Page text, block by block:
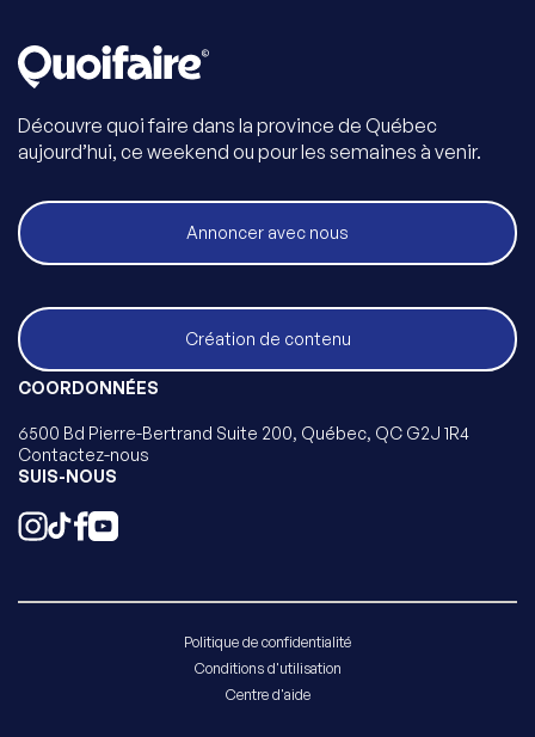
Découvre quoi faire dans la province de Québec
aujourd’hui, ce weekend ou pour les semaines à venir.
Annoncer avec nous
Création de contenu
COORDONNÉES
6500 Bd Pierre-Bertrand Suite 200, Québec, QC G2J 1R4
Contactez-nous
SUIS-NOUS
Politique de confidentialité
Conditions d'utilisation
Centre d'aide